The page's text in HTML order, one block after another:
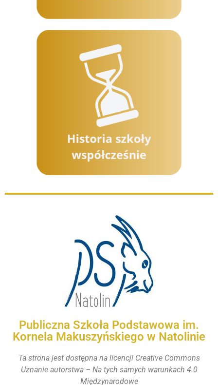
Publiczna Szkoła Podstawowa im.
Kornela Makuszyńskiego w Natolinie
Ta strona jest dostępna na licencji Creative Commons
Uznanie autorstwa – Na tych samych warunkach 4.0
Międzynarodowe